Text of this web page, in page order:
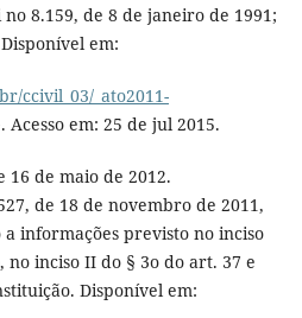
8.159, de 8 de janeiro de 1991;
em:
ccivil_03/_ato2011-
Acesso em: 25 de jul 2015.
16 de maio de 2012.
de 18 de novembro de 2011,
a informações previsto no inciso
inciso II do § 3o do art. 37 e
Disponível em: